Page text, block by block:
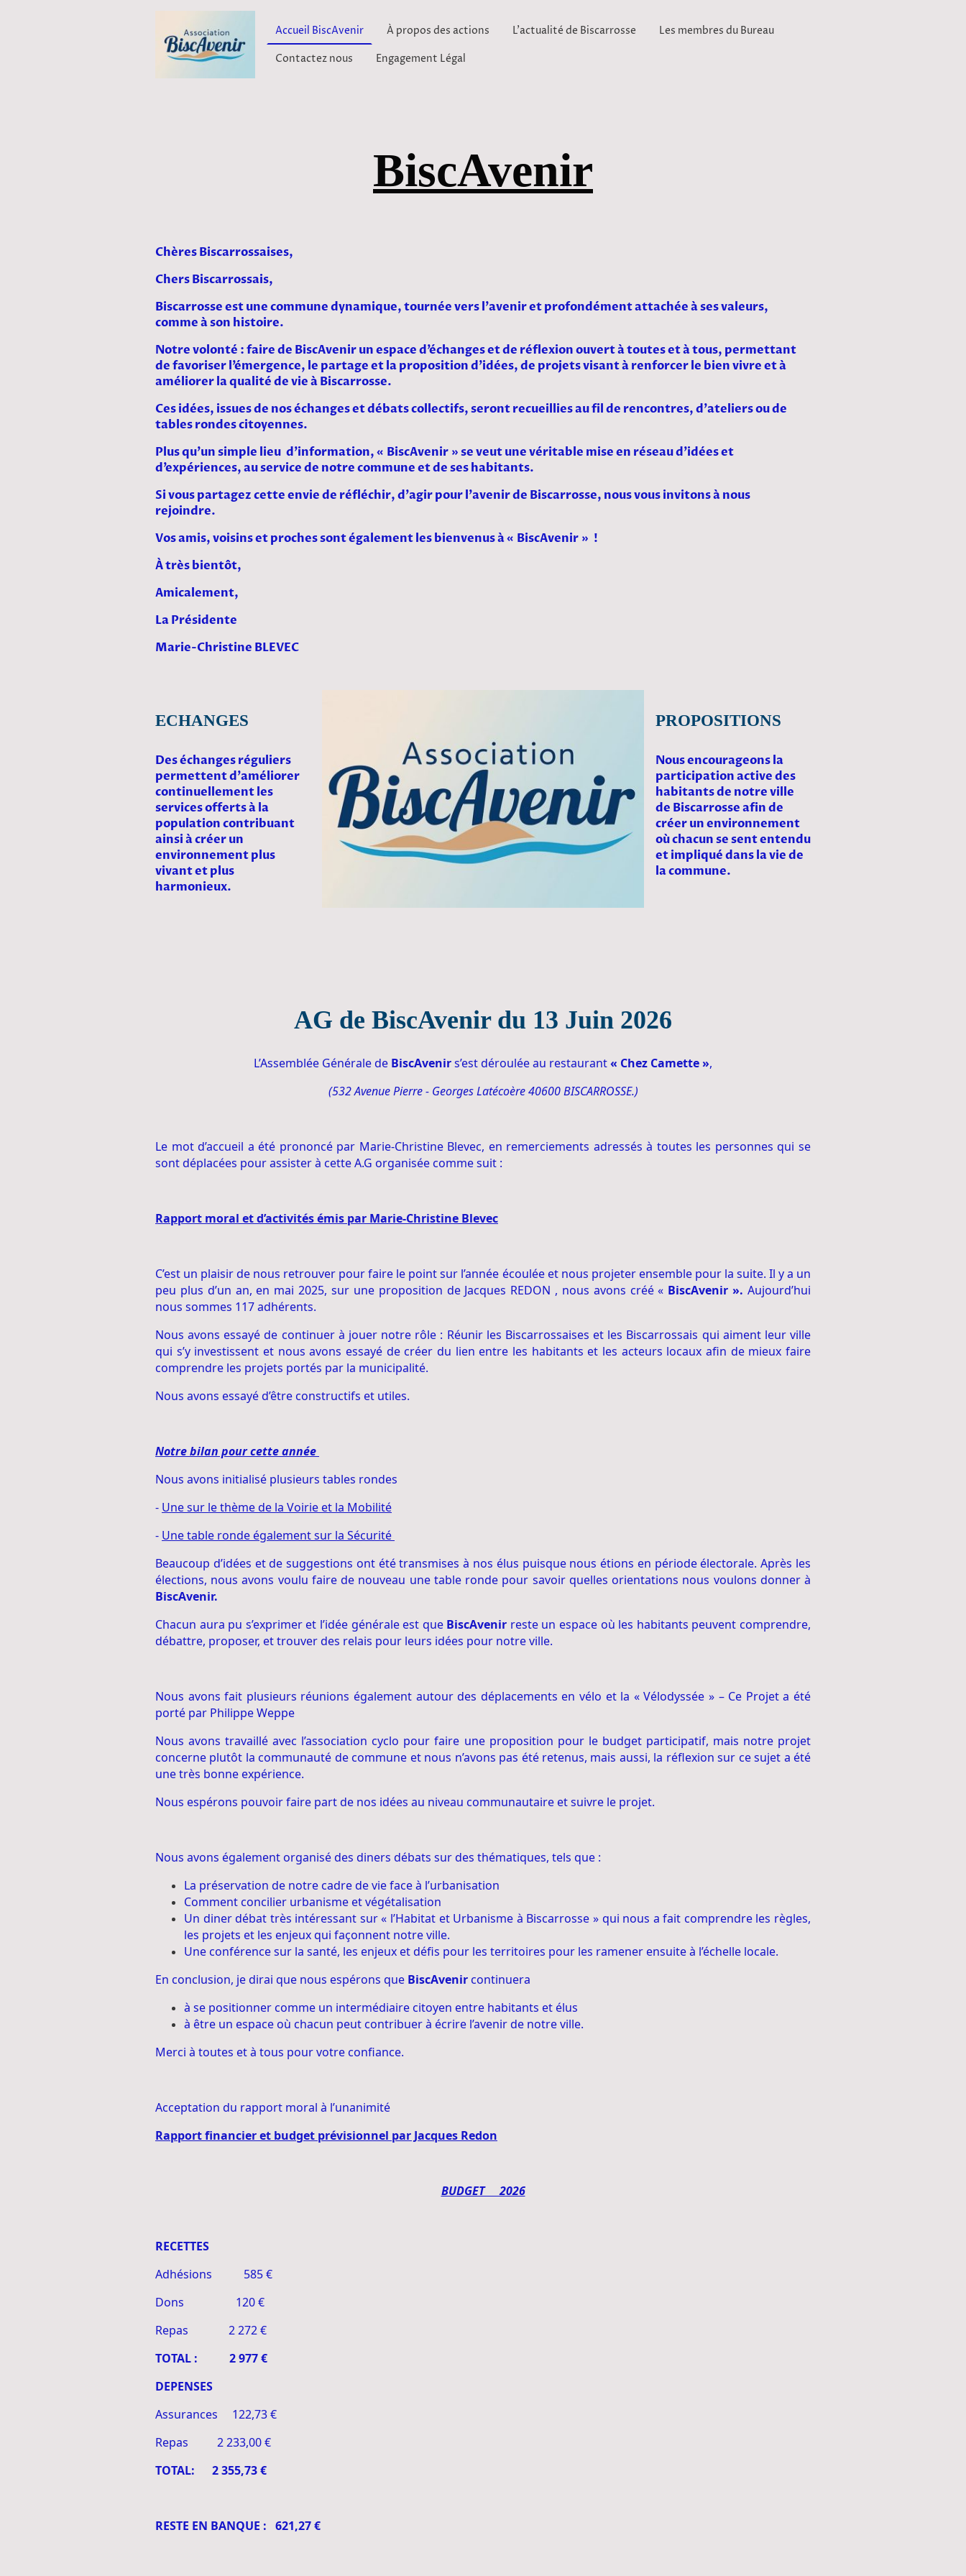
Accueil BiscAvenir À propos des actions L'actualité de Biscarrosse Les membres du Bureau
Contactez nous Engagement Légal
BiscAvenir
Chères Biscarrossaises,
Chers Biscarrossais,
Biscarrosse est une commune dynamique, tournée vers l’avenir et profondément attachée à ses valeurs,
comme à son histoire.
Notre volonté : faire de BiscAvenir un espace d’échanges et de réflexion ouvert à toutes et à tous, permettant
de favoriser l’émergence, le partage et la proposition d’idées, de projets visant à renforcer le bien vivre et à
améliorer la qualité de vie à Biscarrosse.
Ces idées, issues de nos échanges et débats collectifs, seront recueillies au fil de rencontres, d’ateliers ou de
tables rondes citoyennes.
Plus qu’un simple lieu d’information, « BiscAvenir » se veut une véritable mise en réseau d’idées et
d’expériences, au service de notre commune et de ses habitants.
Si vous partagez cette envie de réfléchir, d’agir pour l’avenir de Biscarrosse, nous vous invitons à nous
rejoindre.
Vos amis, voisins et proches sont également les bienvenus à « BiscAvenir » !
À très bientôt,
Amicalement,
La Présidente
Marie-Christine BLEVEC
ECHANGES
Des échanges réguliers
permettent d'améliorer
continuellement les
services offerts à la
population contribuant
ainsi à créer un
environnement plus
vivant et plus
harmonieux.
PROPOSITIONS
Nous encourageons la
participation active des
habitants de notre ville
de Biscarrosse afin de
créer un environnement
où chacun se sent entendu
et impliqué dans la vie de
la commune.
AG de BiscAvenir du 13 Juin 2026
L’Assemblée Générale de BiscAvenirs’est déroulée au restaurant« Chez Camette »,
(532 Avenue Pierre - Georges Latécoère 40600 BISCARROSSE.)
Le mot d’accueil a été prononcé par Marie-Christine Blevec, en remerciements adressés à toutes les personnes qui se
sont déplacées pour assister à cette A.G organisée comme suit :
Rapport moral et d’activités émis par Marie-Christine Blevec
C’est un plaisir de nous retrouver pour faire le point sur l’année écoulée et nous projeter ensemble pour la suite. Il y a un
peu plus d’un an, en mai 2025, sur une proposition de Jacques REDON , nous avons créé « BiscAvenir ». Aujourd’hui
nous sommes 117 adhérents.
Nous avons essayé de continuer à jouer notre rôle : Réunir les Biscarrossaises et les Biscarrossais qui aiment leur ville
qui s’y investissent et nous avons essayé de créer du lien entre les habitants et les acteurs locaux afin de mieux faire
comprendre les projets portés par la municipalité.
Nous avons essayé d’être constructifs et utiles.
Notre bilan pour cette année
Nous avons initialisé plusieurs tables rondes
- Une sur le thème de la Voirie et la Mobilité
- Une table ronde également sur la Sécurité
Beaucoup d’idées et de suggestions ont été transmises à nos élus puisque nous étions en période électorale. Après les
élections, nous avons voulu faire de nouveau une table ronde pour savoir quelles orientations nous voulons donner à
BiscAvenir.
Chacun aura pu s’exprimer et l’idée générale est que BiscAvenir reste un espace où les habitants peuvent comprendre,
débattre, proposer, et trouver des relais pour leurs idées pour notre ville.
Nous avons fait plusieurs réunions également autour des déplacements en vélo et la « Vélodyssée » – Ce Projet a été
porté par PhilippeWeppe
Nous avons travaillé avec l’association cyclo pour faire une proposition pour le budget participatif, mais notre projet
concerne plutôt la communauté de commune et nous n’avons pas été retenus, mais aussi, la réflexion sur ce sujet a été
une très bonne expérience.
Nous espérons pouvoir faire part de nos idées au niveau communautaire et suivre le projet.
Nous avons également organisé des diners débats sur des thématiques, tels que :
La préservation de notre cadre de vie face à l’urbanisation
Comment concilier urbanisme et végétalisation
Un diner débat très intéressant sur « l’Habitat et Urbanisme à Biscarrosse » qui nous a fait comprendre les règles,
les projets et les enjeux qui façonnent notre ville.
Une conférence sur la santé, les enjeux et défis pour les territoires pour les ramener ensuite à l’échelle locale.
En conclusion, je dirai que nous espérons que BiscAvenir continuera
à se positionner comme un intermédiaire citoyen entre habitants et élus
à être un espace où chacun peut contribuer à écrire l’avenir de notre ville.
Merci à toutes et à tous pour votre confiance.
Acceptation du rapport moral à l’unanimité
Rapport financier et budget prévisionnel par Jacques Redon
BUDGET 2026
RECETTES
Adhésions 585 €
Dons 120 €
Repas 2 272 €
TOTAL : 2 977 €
DEPENSES
Assurances 122,73 €
Repas 2 233,00 €
TOTAL: 2 355,73 €
RESTE EN BANQUE : 621,27 €